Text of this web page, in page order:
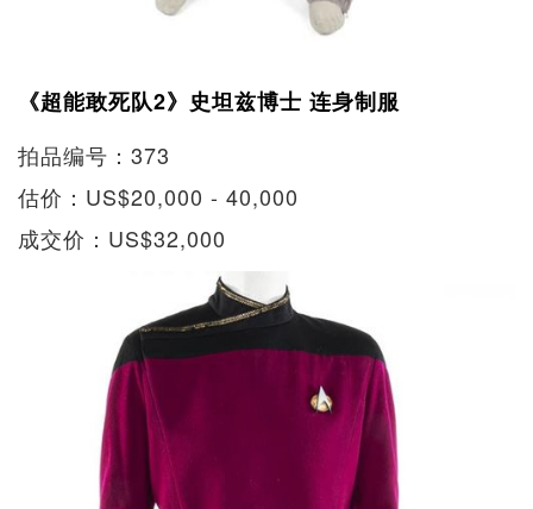
《超能敢死队2》史坦兹博士 连身制服
拍品编号：373
估价：US$20,000 - 40,000
成交价：US$32,000